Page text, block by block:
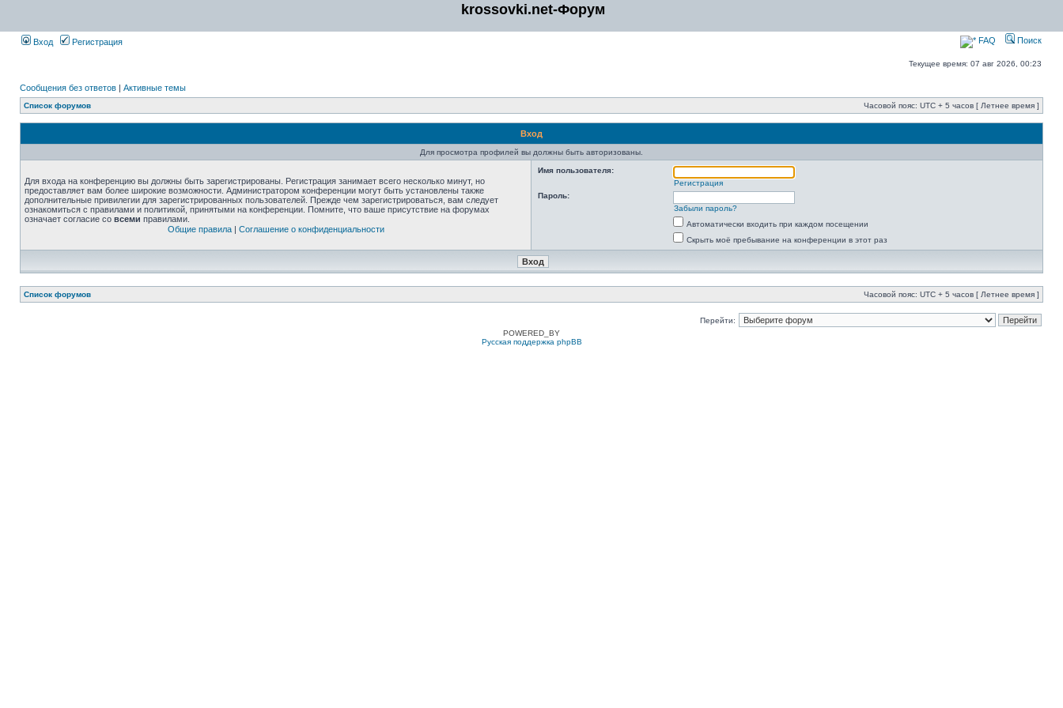
krossovki.net-Форум
Вход Регистрация FAQ Поиск
Текущее время: 07 авг 2026, 00:23
Сообщения без ответов | Активные темы
Список форумов Часовой пояс: UTC + 5 часов [ Летнее время ]
Вход
Для просмотра профилей вы должны быть авторизованы.
Для входа на конференцию вы должны быть зарегистрированы. Регистрация занимает всего несколько минут, но
предоставляет вам более широкие возможности. Администратором конференции могут быть установлены также
дополнительные привилегии для зарегистрированных пользователей. Прежде чем зарегистрироваться, вам следует
ознакомиться с правилами и политикой, принятыми на конференции. Помните, что ваше присутствие на форумах
означает согласие со всеми правилами.
Общие правила| Соглашение о конфиденциальности
Имя пользователя:
Регистрация
Пароль:
Забыли пароль?
Автоматически входить при каждом посещении
Скрыть моё пребывание на конференции в этот раз
Список форумов Часовой пояс: UTC + 5 часов [ Летнее время ]
Перейти:
POWERED_BY
Русская поддержка phpBB